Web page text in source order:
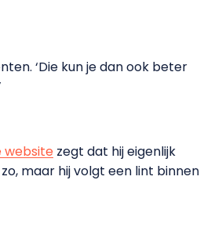
‘Die kun je dan ook beter
website zegt dat hij eigenlijk
maar hij volgt een lint binnen